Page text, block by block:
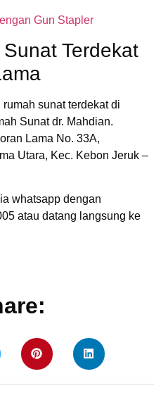
Gun Stapler
Terdekat
sunat terdekat di
Sunat dr. Mahdian.
Lama No. 33A,
Utara, Kec. Kebon Jeruk –
whatsapp dengan
atau datang langsung ke